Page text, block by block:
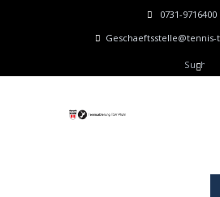
0731-9716400